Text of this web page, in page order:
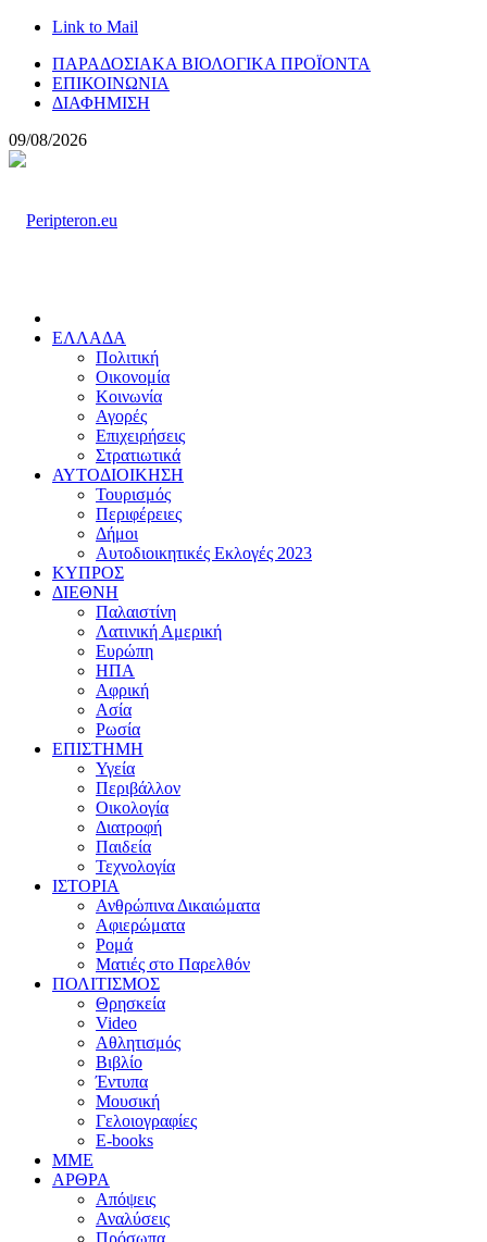
Link to Mail
ΠΑΡΑΔΟΣΙΑΚΑ ΒΙΟΛΟΓΙΚΑ ΠΡΟΪΟΝΤΑ
ΕΠΙΚΟΙΝΩΝΙΑ
ΔΙΑΦΗΜΙΣΗ
09/08/2026
ΕΛΛΑΔΑ
Πολιτική
Οικονομία
Κοινωνία
Αγορές
Επιχειρήσεις
Στρατιωτικά
ΑΥΤΟΔΙΟΙΚΗΣΗ
Τουρισμός
Περιφέρειες
Δήμοι
Αυτοδιοικητικές Εκλογές 2023
ΚΥΠΡΟΣ
ΔΙΕΘΝΗ
Παλαιστίνη
Λατινική Αμερική
Ευρώπη
ΗΠΑ
Αφρική
Ασία
Ρωσία
ΕΠΙΣΤΗΜΗ
Υγεία
Περιβάλλον
Οικολογία
Διατροφή
Παιδεία
Τεχνολογία
ΙΣΤΟΡΙΑ
Ανθρώπινα Δικαιώματα
Αφιερώματα
Ρομά
Ματιές στο Παρελθόν
ΠΟΛΙΤΙΣΜΟΣ
Θρησκεία
Video
Αθλητισμός
Βιβλίο
Έντυπα
Μουσική
Γελοιογραφίες
E-books
MME
ΑΡΘΡΑ
Απόψεις
Αναλύσεις
Πρόσωπα